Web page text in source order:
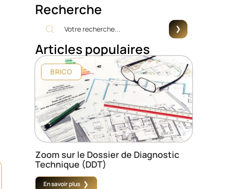
Recherche
Articles populaires
BRICO
Zoom sur le Dossier de Diagnostic
Technique (DDT)
En savoir plus